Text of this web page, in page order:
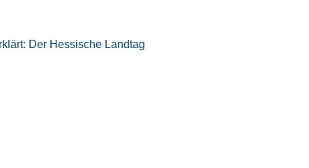
Der Hessische Landtag